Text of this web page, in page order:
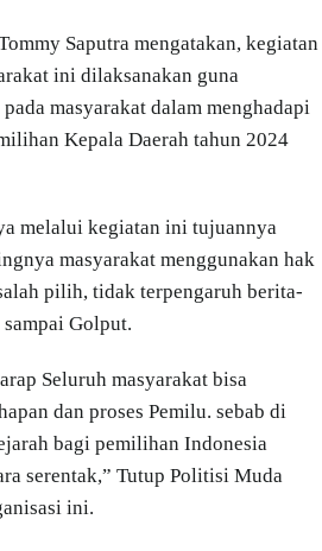
Saputra mengatakan, kegiatan
ini dilaksanakan guna
masyarakat dalam menghadapi
Kepala Daerah tahun 2024
melalui kegiatan ini tujuannya
masyarakat menggunakan hak
pilih, tidak terpengaruh berita-
Golput.
Seluruh masyarakat bisa
dan proses Pemilu. sebab di
bagi pemilihan Indonesia
serentak,” Tutup Politisi Muda
ini.